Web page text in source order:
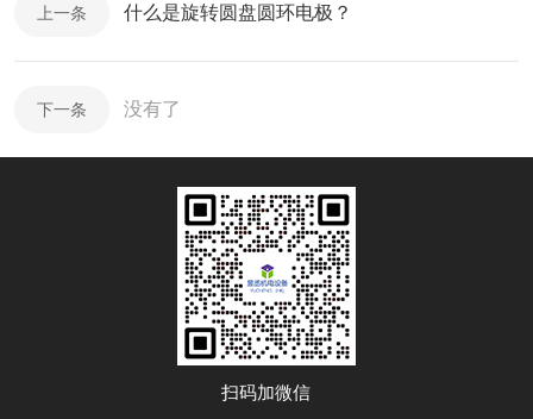
上一条 什么是旋转圆盘圆环电极？
下一条 没有了
扫码加微信